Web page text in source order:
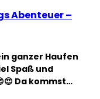
Abenteuer –
ganzer Haufen
Spaß und
Da kommst…